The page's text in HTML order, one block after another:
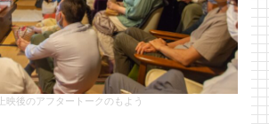
上映後のアフタートークのもよう